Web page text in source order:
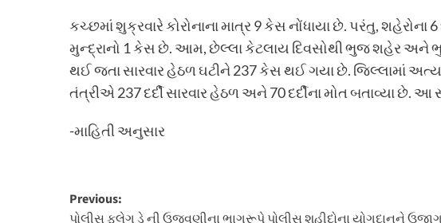
કચ્છમાં શુક્રવારે કોરોનાના માત્ર 9 કેસ નોંધાયા છે. પરંતુ,
મુન્દ્રાનો 1 કેસ છે. આમ, છેલ્લા કેટલાય દિવસોથી ભુજ શહેર અને ભુજ
થઈ જતા સારવાર હેઠળ ઘટીને 237 કેસ થઈ ગયા છે. જિલ્લામાં
તંત્રીએ 237 દર્દી સારવાર હેઠળ અને 70 દર્દીના મોત બતાવ્યા
-માહિતી અનુસાર
Post
Previous:
પોલીસ ફ્લેગ ડે ની ઉજવણીના ભાગરૂપે પોલીસ શહીદોના યોગદાનને